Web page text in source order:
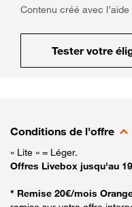
Contenu créé avec
Tester votre
Conditions de l'offre
« Lite » = Léger.
Offres Livebox jusqu'au
* Remise 20€/mois